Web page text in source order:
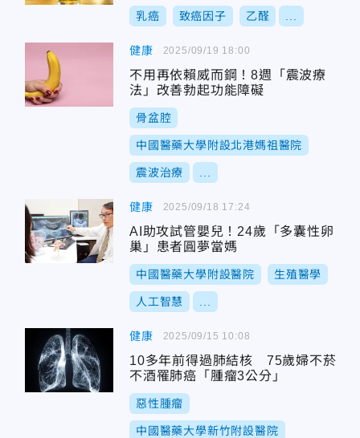
乳癌 致癌因子 乙醛
健康
不用再依賴威而鋼！8週「震波療
法」改善勃起功能障礙
骨盆腔
中國醫藥大學附設北港媽祖醫院
震波治療
2025/09/19 18:00
健康
AI助攻試管嬰兒！24歲「多囊性卵
巢」患者圓夢當媽
中國醫藥大學附設醫院 生殖醫學
人工智慧
2025/09/18 17:24
健康
10多年前得過肺結核 75歲婦不菸
不酒罹肺癌「腫瘤3公分」
惡性腫瘤
中國醫藥大學新竹附設醫院
2025/09/15 10:08